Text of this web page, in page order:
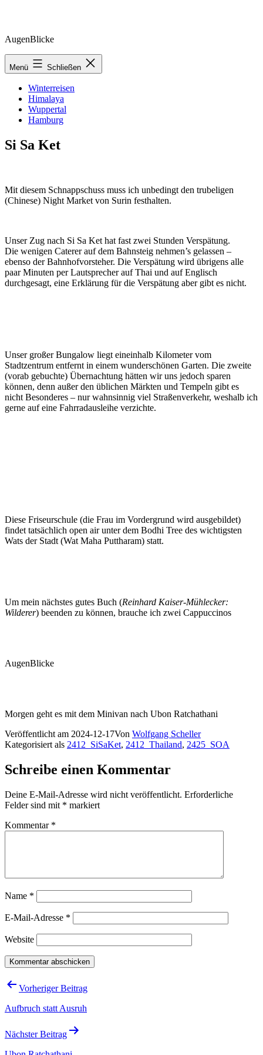
Zum
springen
AugenBlicke
Menü Schließen
Winterreisen
Himalaya
Wuppertal
Hamburg
Si Sa Ket
Mit diesem Schnappschuss muss ich unbedingt den trubeligen
(Chinese) Night Market von Surin festhalten.
Unser Zug nach Si Sa Ket hat fast zwei Stunden Verspätung.
Die wenigen Caterer auf dem Bahnsteig nehmen’s gelassen –
ebenso der Bahnhofvorsteher. Die Verspätung wird übrigens alle
paar Minuten per Lautsprecher auf Thai und auf Englisch
durchgesagt, eine Erklärung für die Verspätung aber gibt es nicht.
Unser großer Bungalow liegt eineinhalb Kilometer vom
Stadtzentrum entfernt in einem wunderschönen Garten. Die zweite
(vorab gebuchte) Übernachtung hätten wir uns jedoch sparen
können, denn außer den üblichen Märkten und Tempeln gibt es
nicht Besonderes – nur wahnsinnig viel Straßenverkehr, weshalb ich
gerne auf eine Fahrradausleihe verzichte.
Diese Friseurschule (die Frau im Vordergrund wird ausgebildet)
findet tatsächlich open air unter dem Bodhi Tree des wichtigsten
Wats der Stadt (Wat Maha Puttharam) statt.
Um mein nächstes gutes Buch (Reinhard Kaiser-Mühlecker:
Wilderer) beenden zu können, brauche ich zwei Cappuccinos
AugenBlicke
Morgen geht es mit dem Minivan nach Ubon Ratchathani
Veröffentlicht am 2024-12-17Von Wolfgang Scheller
Kategorisiert als 2412_SiSaKet, 2412_Thailand, 2425_SOA
Schreibe einen Kommentar
Deine E-Mail-Adresse wird nicht veröffentlicht. Erforderliche
Felder sind mit * markiert
Kommentar *
Name *
E-Mail-Adresse *
Website
Beitragsnavigation
Vorheriger Beitrag
Aufbruch statt Ausruh
Nächster Beitrag